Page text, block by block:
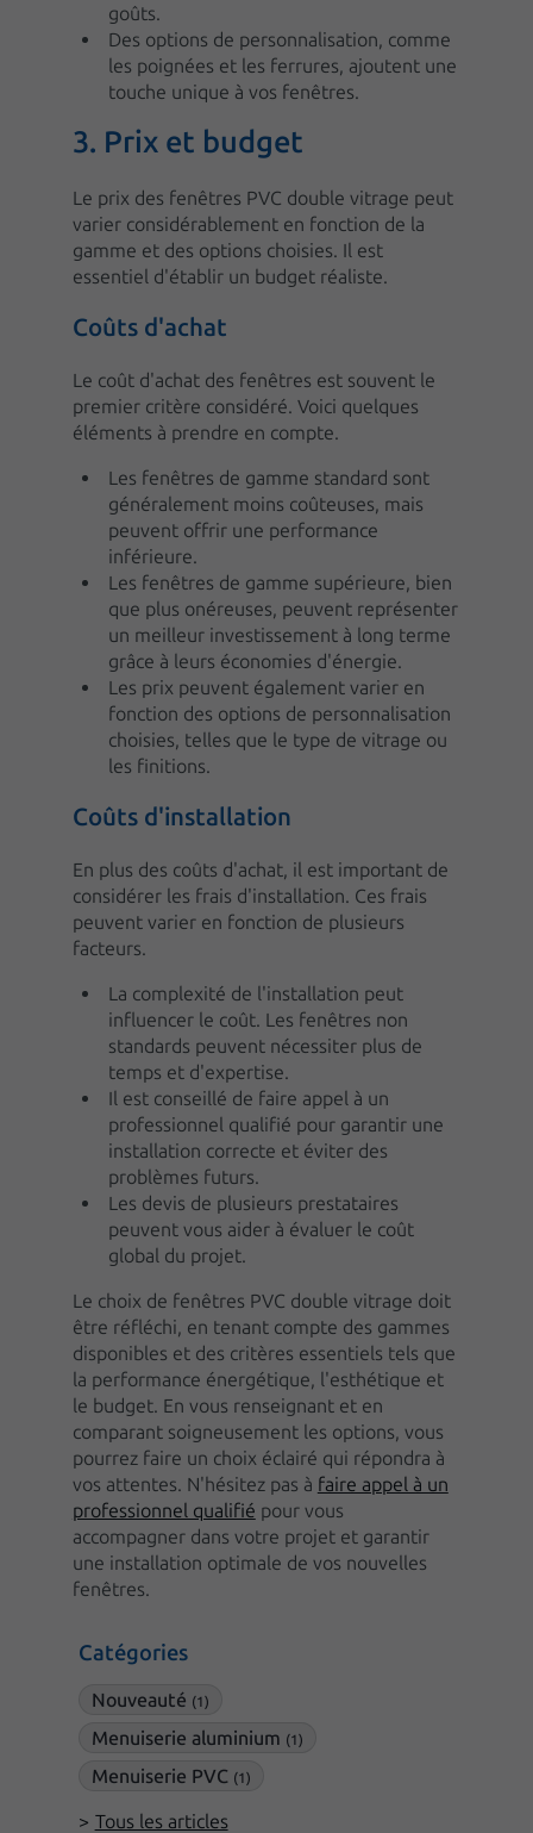
Catégories
Nouveauté (1)
Menuiserie aluminium (1)
Menuiserie PVC (1)
Tous les articles
goûts.
Des options de personnalisation, comme
les poignées et les ferrures, ajoutent une
touche unique à vos fenêtres.
3. Prix et budget
Le prix des fenêtres PVC double vitrage peut
varier considérablement en fonction de la
gamme et des options choisies. Il est
essentiel d'établir un budget réaliste.
Coûts d'achat
Le coût d'achat des fenêtres est souvent le
premier critère considéré. Voici quelques
éléments à prendre en compte.
Les fenêtres de gamme standard sont
généralement moins coûteuses, mais
peuvent offrir une performance
inférieure.
Les fenêtres de gamme supérieure, bien
que plus onéreuses, peuvent représenter
un meilleur investissement à long terme
grâce à leurs économies d'énergie.
Les prix peuvent également varier en
fonction des options de personnalisation
choisies, telles que le type de vitrage ou
les finitions.
Coûts d'installation
En plus des coûts d'achat, il est important de
considérer les frais d'installation. Ces frais
peuvent varier en fonction de plusieurs
facteurs.
La complexité de l'installation peut
influencer le coût. Les fenêtres non
standards peuvent nécessiter plus de
temps et d'expertise.
Il est conseillé de faire appel à un
professionnel qualifié pour garantir une
installation correcte et éviter des
problèmes futurs.
Les devis de plusieurs prestataires
peuvent vous aider à évaluer le coût
global du projet.
Le choix de fenêtres PVC double vitrage doit
être réfléchi, en tenant compte des gammes
disponibles et des critères essentiels tels que
la performance énergétique, l'esthétique et
le budget. En vous renseignant et en
comparant soigneusement les options, vous
pourrez faire un choix éclairé qui répondra à
vos attentes. N'hésitez pas à faire appel à un
professionnel qualifié pour vous
accompagner dans votre projet et garantir
une installation optimale de vos nouvelles
fenêtres.